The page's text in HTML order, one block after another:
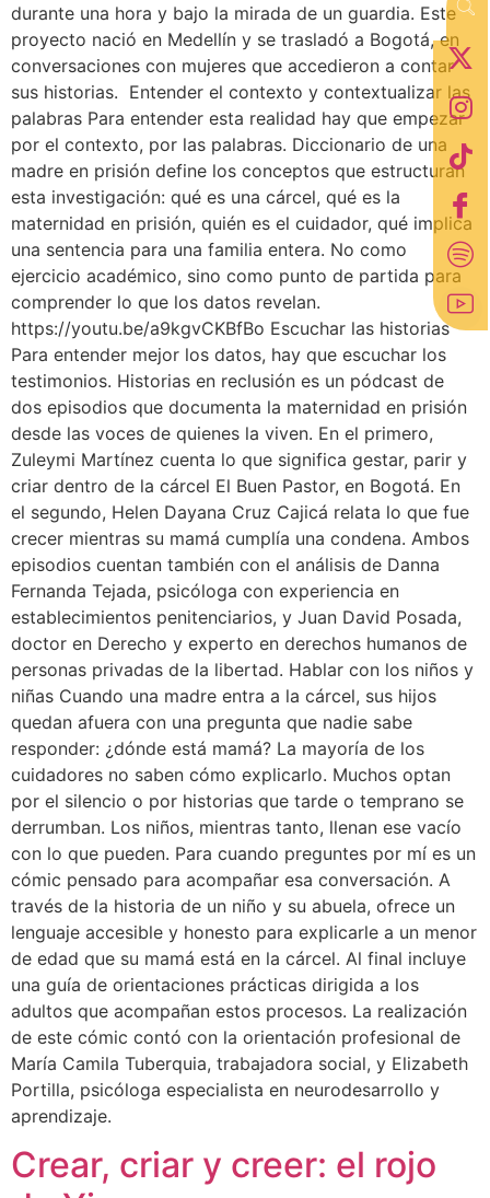
durante una hora y bajo la mirada de un guardia. Este
proyecto nació en Medellín y se trasladó a Bogotá, en
conversaciones con mujeres que accedieron a contar
sus historias. Entender el contexto y contextualizar las
palabras Para entender esta realidad hay que empezar
por el contexto, por las palabras. Diccionario de una
madre en prisión define los conceptos que estructuran
esta investigación: qué es una cárcel, qué es la
maternidad en prisión, quién es el cuidador, qué implica
una sentencia para una familia entera. No como
ejercicio académico, sino como punto de partida para
comprender lo que los datos revelan.
https://youtu.be/a9kgvCKBfBo Escuchar las historias
Para entender mejor los datos, hay que escuchar los
testimonios. Historias en reclusión es un pódcast de
dos episodios que documenta la maternidad en prisión
desde las voces de quienes la viven. En el primero,
Zuleymi Martínez cuenta lo que significa gestar, parir y
criar dentro de la cárcel El Buen Pastor, en Bogotá. En
el segundo, Helen Dayana Cruz Cajicá relata lo que fue
crecer mientras su mamá cumplía una condena. Ambos
episodios cuentan también con el análisis de Danna
Fernanda Tejada, psicóloga con experiencia en
establecimientos penitenciarios, y Juan David Posada,
doctor en Derecho y experto en derechos humanos de
personas privadas de la libertad. Hablar con los niños y
niñas Cuando una madre entra a la cárcel, sus hijos
quedan afuera con una pregunta que nadie sabe
responder: ¿dónde está mamá? La mayoría de los
cuidadores no saben cómo explicarlo. Muchos optan
por el silencio o por historias que tarde o temprano se
derrumban. Los niños, mientras tanto, llenan ese vacío
con lo que pueden. Para cuando preguntes por mí es un
cómic pensado para acompañar esa conversación. A
través de la historia de un niño y su abuela, ofrece un
lenguaje accesible y honesto para explicarle a un menor
de edad que su mamá está en la cárcel. Al final incluye
una guía de orientaciones prácticas dirigida a los
adultos que acompañan estos procesos. La realización
de este cómic contó con la orientación profesional de
María Camila Tuberquia, trabajadora social, y Elizabeth
Portilla, psicóloga especialista en neurodesarrollo y
aprendizaje.
Crear, criar y creer: el rojo